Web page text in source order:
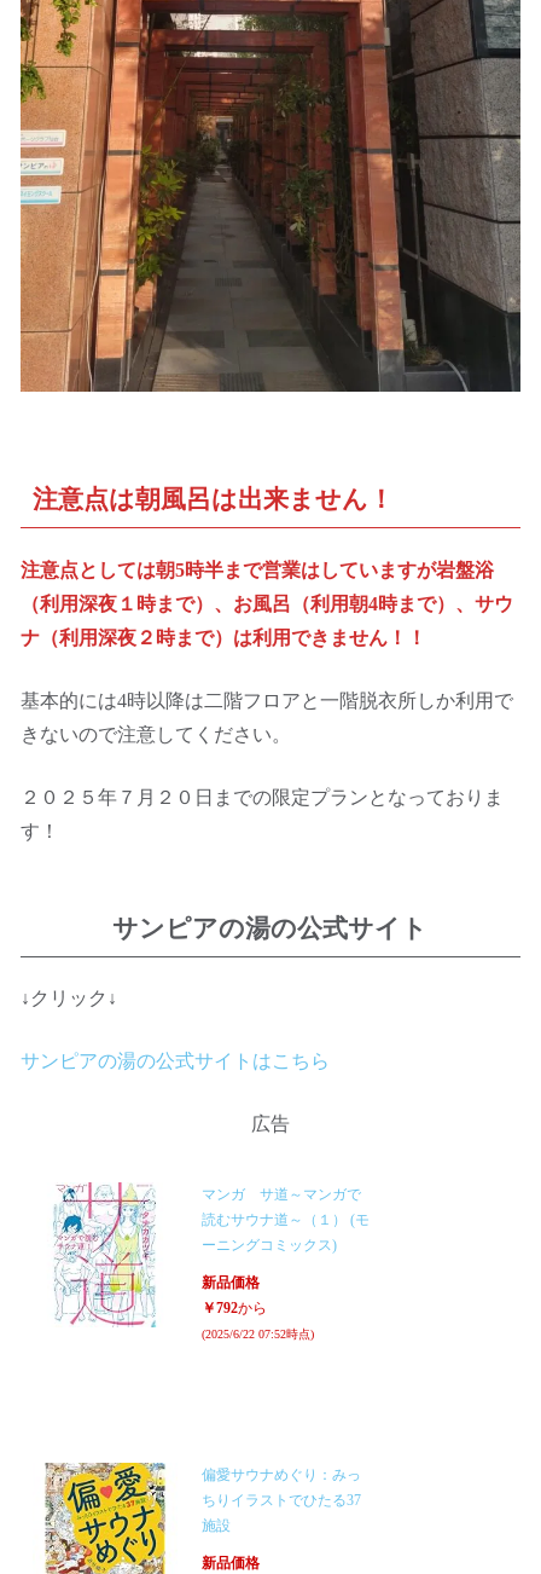
注意点は朝風呂は出来ません！
注意点としては朝5時半まで営業はしていますが岩盤浴
（利用深夜１時まで）、お風呂（利用朝4時まで）、サウ
ナ（利用深夜２時まで）は利用できません！！
基本的には4時以降は二階フロアと一階脱衣所しか利用で
きないので注意してください。
２０２５年７月２０日までの限定プランとなっておりま
す！
サンピアの湯の公式サイト
↓クリック↓
サンピアの湯の公式サイトはこちら
広告
マンガ サ道～マンガで
読むサウナ道～（１） (モ
ーニングコミックス)
新品価格
￥792から
(2025/6/22 07:52時点)
偏愛サウナめぐり：みっ
ちりイラストでひたる37
施設
新品価格